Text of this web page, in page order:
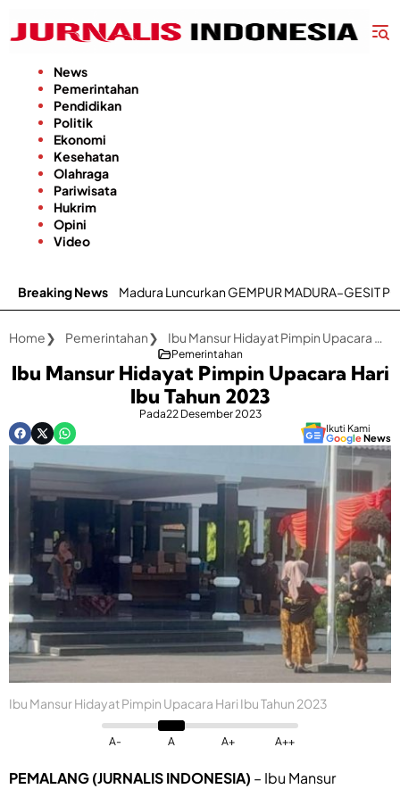
konten
News
Pemerintahan
Pendidikan
Politik
Ekonomi
Kesehatan
Olahraga
Pariwisata
Hukrim
Opini
Video
Breaking News
Luncurkan GEMPUR MADURA–GESIT POLL
Home Pemerintahan Ibu Mansur Hidayat Pimpin Upacara Hari Ibu Tahun 2023
Pemerintahan
Ibu Mansur Hidayat Pimpin Upacara Hari
Ibu Tahun 2023
Pada22 Desember 2023
Ikuti Kami
GoogleNews
Ibu Mansur Hidayat Pimpin Upacara Hari Ibu Tahun 2023
A- A A+ A++
PEMALANG (JURNALIS INDONESIA) – Ibu Mansur